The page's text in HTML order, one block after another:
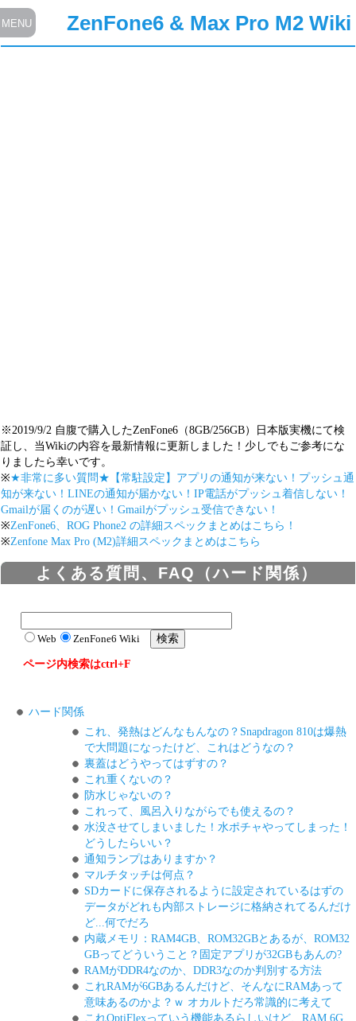
MENU ZenFone6 & Max Pro M2 Wiki
※2019/9/2 自腹で購入したZenFone6（8GB/256GB）日本版実機にて検
証し、当Wikiの内容を最新情報に更新しました！少しでもご参考にな
りましたら幸いです。
※★非常に多い質問★【常駐設定】アプリの通知が来ない！プッシュ通
知が来ない！LINEの通知が届かない！IP電話がプッシュ着信しない！
Gmailが届くのが遅い！Gmailがプッシュ受信できない！
※ZenFone6、ROG Phone2 の詳細スペックまとめはこちら！
※Zenfone Max Pro (M2)詳細スペックまとめはこちら
よくある質問、FAQ（ハード関係）
Web ZenFone6 Wiki
ページ内検索はctrl+F
ハード関係
これ、発熱はどんなもんなの？Snapdragon 810は爆熱
で大問題になったけど、これはどうなの？
裏蓋はどうやってはずすの？
これ重くないの？
防水じゃないの？
これって、風呂入りながらでも使えるの？
水没させてしまいました！水ポチャやってしまった！
どうしたらいい？
通知ランプはありますか？
マルチタッチは何点？
SDカードに保存されるように設定されているはずの
データがどれも内部ストレージに格納されてるんだけ
ど...何でだろ
内蔵メモリ：RAM4GB、ROM32GBとあるが、ROM32
GBってどういうこと？固定アプリが32GBもあんの?
RAMがDDR4なのか、DDR3なのか判別する方法
これRAMが6GBあるんだけど、そんなにRAMあって
意味あるのかよ？ｗ オカルトだろ常識的に考えて
これOptiFlexっていう機能あるらしいけど、RAM 6G